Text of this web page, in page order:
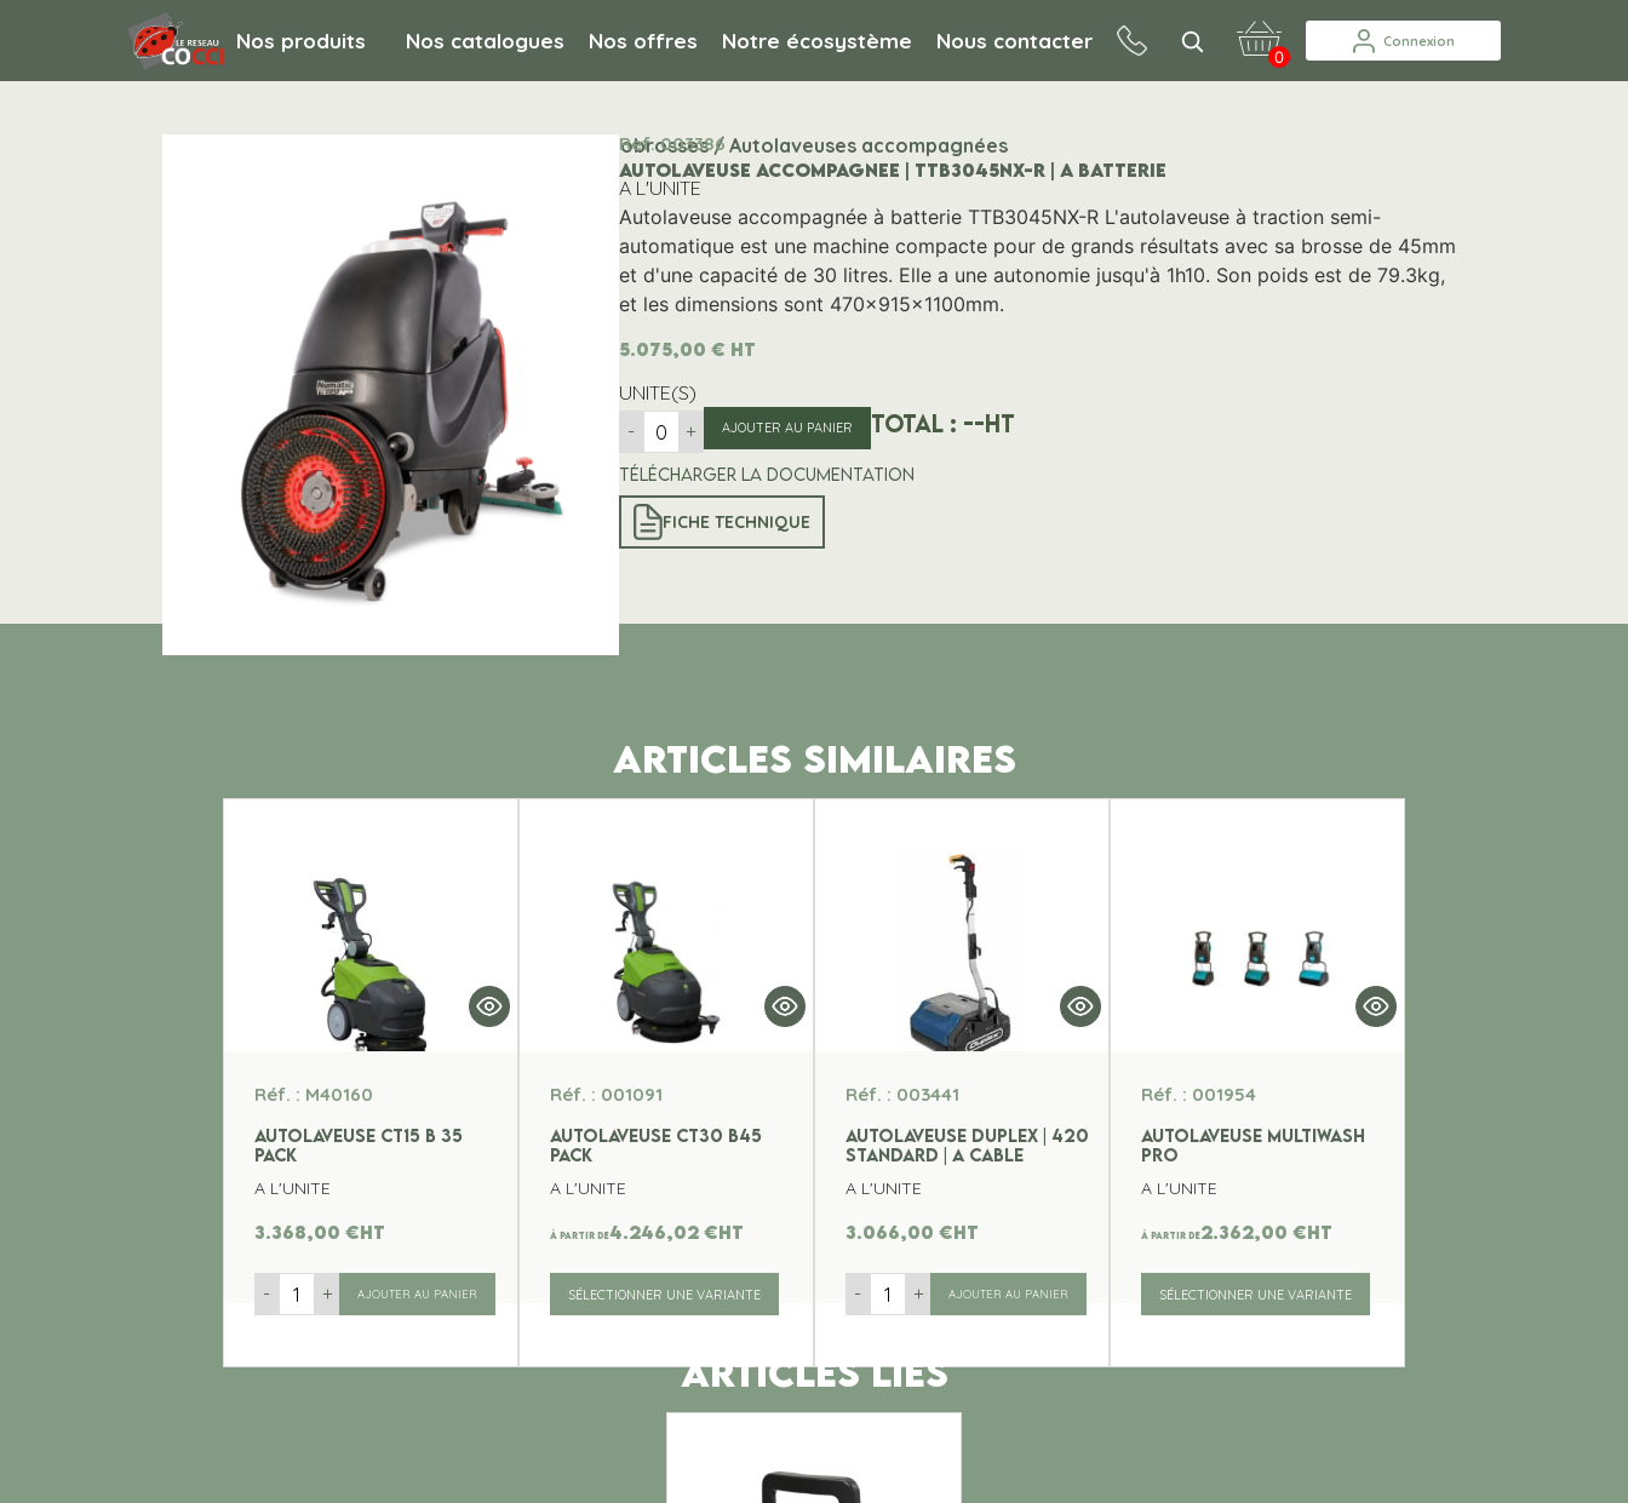
Nos produits Nos catalogues Nos offres Notre écosystème Nous contacter
0
Connexion
MATERIEL DE NETTOYAGE / Autolaveuses et monobrosses / Autolaveuses accompagnées
Ref. 003386
AUTOLAVEUSE ACCOMPAGNEE | TTB3045NX-R | A BATTERIE
A L'UNITE
Autolaveuse accompagnée à batterie TTB3045NX-R L'autolaveuse à traction semi-
automatique est une machine compacte pour de grands résultats avec sa brosse de 45mm
et d'une capacité de 30 litres. Elle a une autonomie jusqu'à 1h10. Son poids est de 79.3kg,
et les dimensions sont 470x915x1100mm.
5.075,00 € HT
UNITE(S)
-
+ AJOUTER AU PANIER Total : --HT
Télécharger la documentation
FICHE TECHNIQUE
ARTICLES SIMILAIRES
Réf. : M40160
AUTOLAVEUSE CT15 B 35
PACK
A L'UNITE
3.368,00€ht
- + AJOUTER AU PANIER
Réf. : 001091
AUTOLAVEUSE CT30 B45
PACK
A L'UNITE
À partir de4.246,02€ht
SÉLECTIONNER UNE VARIANTE
Réf. : 003441
AUTOLAVEUSE DUPLEX | 420
STANDARD | A CABLE
A L'UNITE
3.066,00 €ht
- + AJOUTER AU PANIER
Réf. : 001954
AUTOLAVEUSE MULTIWASH
PRO
A L'UNITE
À partir de2.362,00 €ht
SÉLECTIONNER UNE VARIANTE
ARTICLES LIES